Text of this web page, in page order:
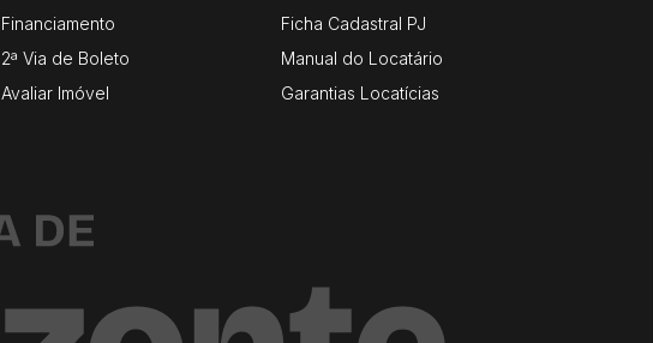
Financiamento
2ª Via de Boleto
Avaliar Imóvel
Ficha Cadastral PJ
Manual do Locatário
Garantias Locatícias